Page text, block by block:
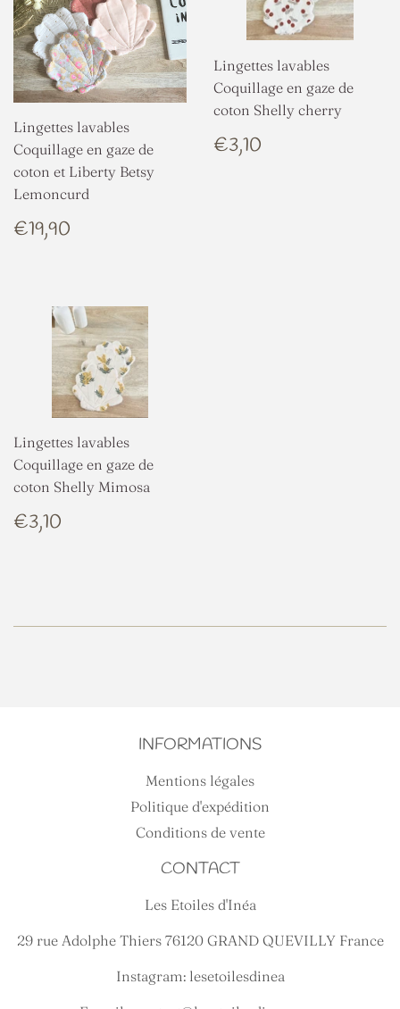
Lingettes lavables
Coquillage en gaze de
coton et Liberty Betsy
Lemoncurd
PRIX
RÉGULIER
€19,90
Lingettes lavables
Coquillage en gaze de
coton Shelly cherry
PRIX
RÉGULIER
€3,10
Lingettes lavables
Coquillage en gaze de
coton Shelly Mimosa
PRIX
RÉGULIER
€3,10
INFORMATIONS
Mentions légales
Politique d'expédition
Conditions de vente
CONTACT
Les Etoiles d'Inéa
29 rue Adolphe Thiers 76120 GRAND QUEVILLY France
Instagram: lesetoilesdinea